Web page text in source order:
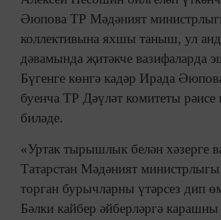
Әюпова ТР Мәдәният
коллективына яхшы таныш, ул
дәвамында җитәкче вазифаларда
Бүгенге көнгә кадәр Ирада
буенча ТР Дәүләт комитеты рәисе
биләде.
«Уртак тырышлык белән хәзерге
Татарстан Мәдәният
торган бурычларны үтәрсез дип
Бәлки кайбер әйберләргә карашны